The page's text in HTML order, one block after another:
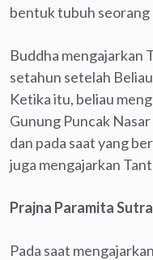
bentuk tubuh
Buddha mengajarkan
setahun setelah
Ketika itu, beliau
Gunung Puncak
dan pada saat yang
juga mengajarkan
Prajna Paramita Sutra
Pada saat